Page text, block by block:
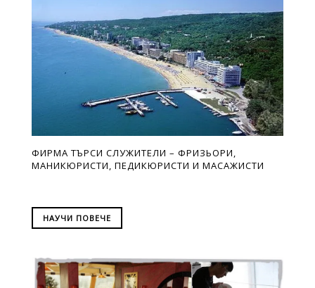
ФИРМА ТЪРСИ СЛУЖИТЕЛИ – ФРИЗЬОРИ,
МАНИКЮРИСТИ, ПЕДИКЮРИСТИ И МАСАЖИСТИ
НАУЧИ ПОВЕЧЕ